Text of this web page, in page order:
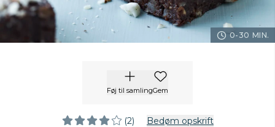
0-30 MIN.
Føj til samlingGem
(2) Bedøm opskrift